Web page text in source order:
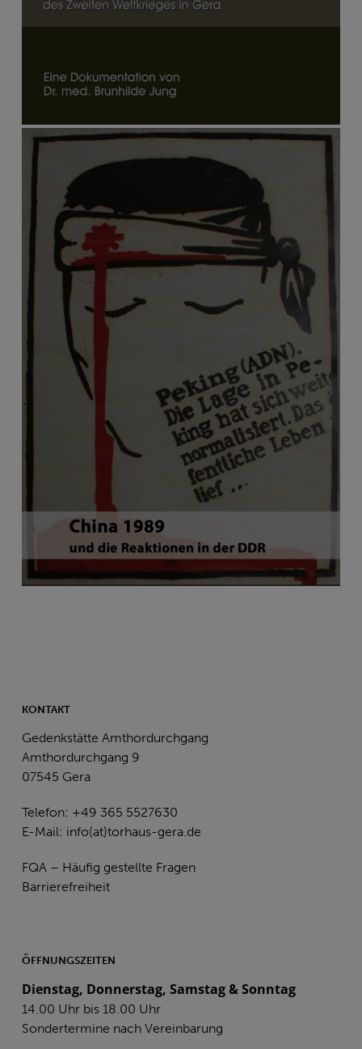
KONTAKT
Gedenkstätte Amthordurchgang
Amthordurchgang 9
07545 Gera
Telefon: +49 365 5527630
E-Mail: info(at)torhaus-gera.de
FQA – Häufig gestellte Fragen
Barrierefreiheit
ÖFFNUNGSZEITEN
Dienstag, Donnerstag, Samstag & Sonntag
14.00 Uhr bis 18.00 Uhr
Sondertermine nach Vereinbarung